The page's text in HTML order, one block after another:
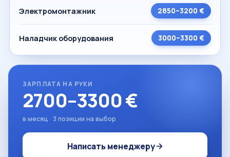
Электромонтажник 2850–3200 €
Наладчик оборудования 3000–3300 €
ЗАРПЛАТА НА РУКИ
2700–3300 €
в месяц · 3 позиции на выбор
Написать менеджеру